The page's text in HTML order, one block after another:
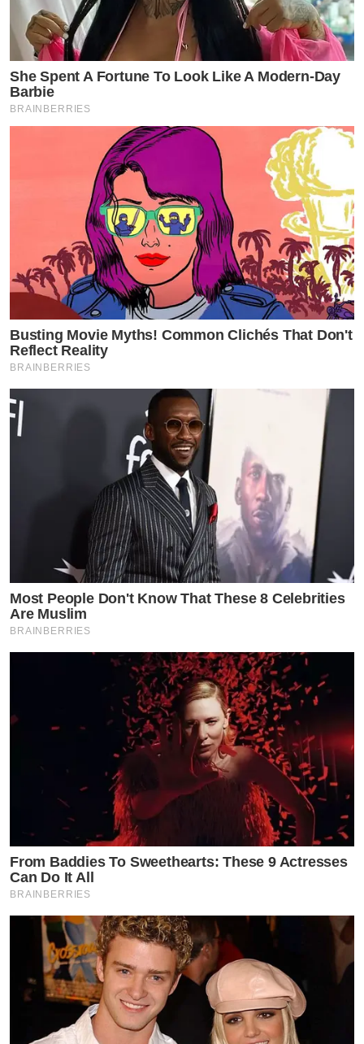
She Spent A Fortune To Look Like A Modern-Day
Barbie
BRAINBERRIES
Busting Movie Myths! Common Clichés That Don't
Reflect Reality
BRAINBERRIES
Most People Don't Know That These 8 Celebrities
Are Muslim
BRAINBERRIES
From Baddies To Sweethearts: These 9 Actresses
Can Do It All
BRAINBERRIES